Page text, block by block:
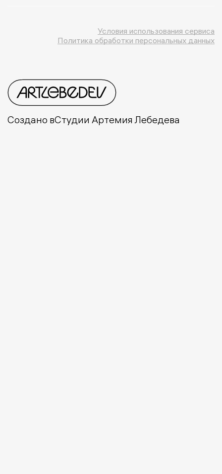
Условия использования сервиса
Политика обработки персональных данных
Создано вСтудии Артемия Лебедева